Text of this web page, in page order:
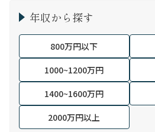
年収から探す
800万円以下
1000~1200万円
1400~1600万円
2000万円以上